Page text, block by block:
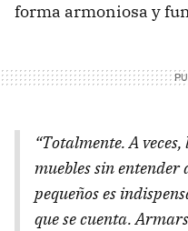
forma armoniosa y
“Totalmente. A
muebles sin entender
pequeños es
que se cuenta.